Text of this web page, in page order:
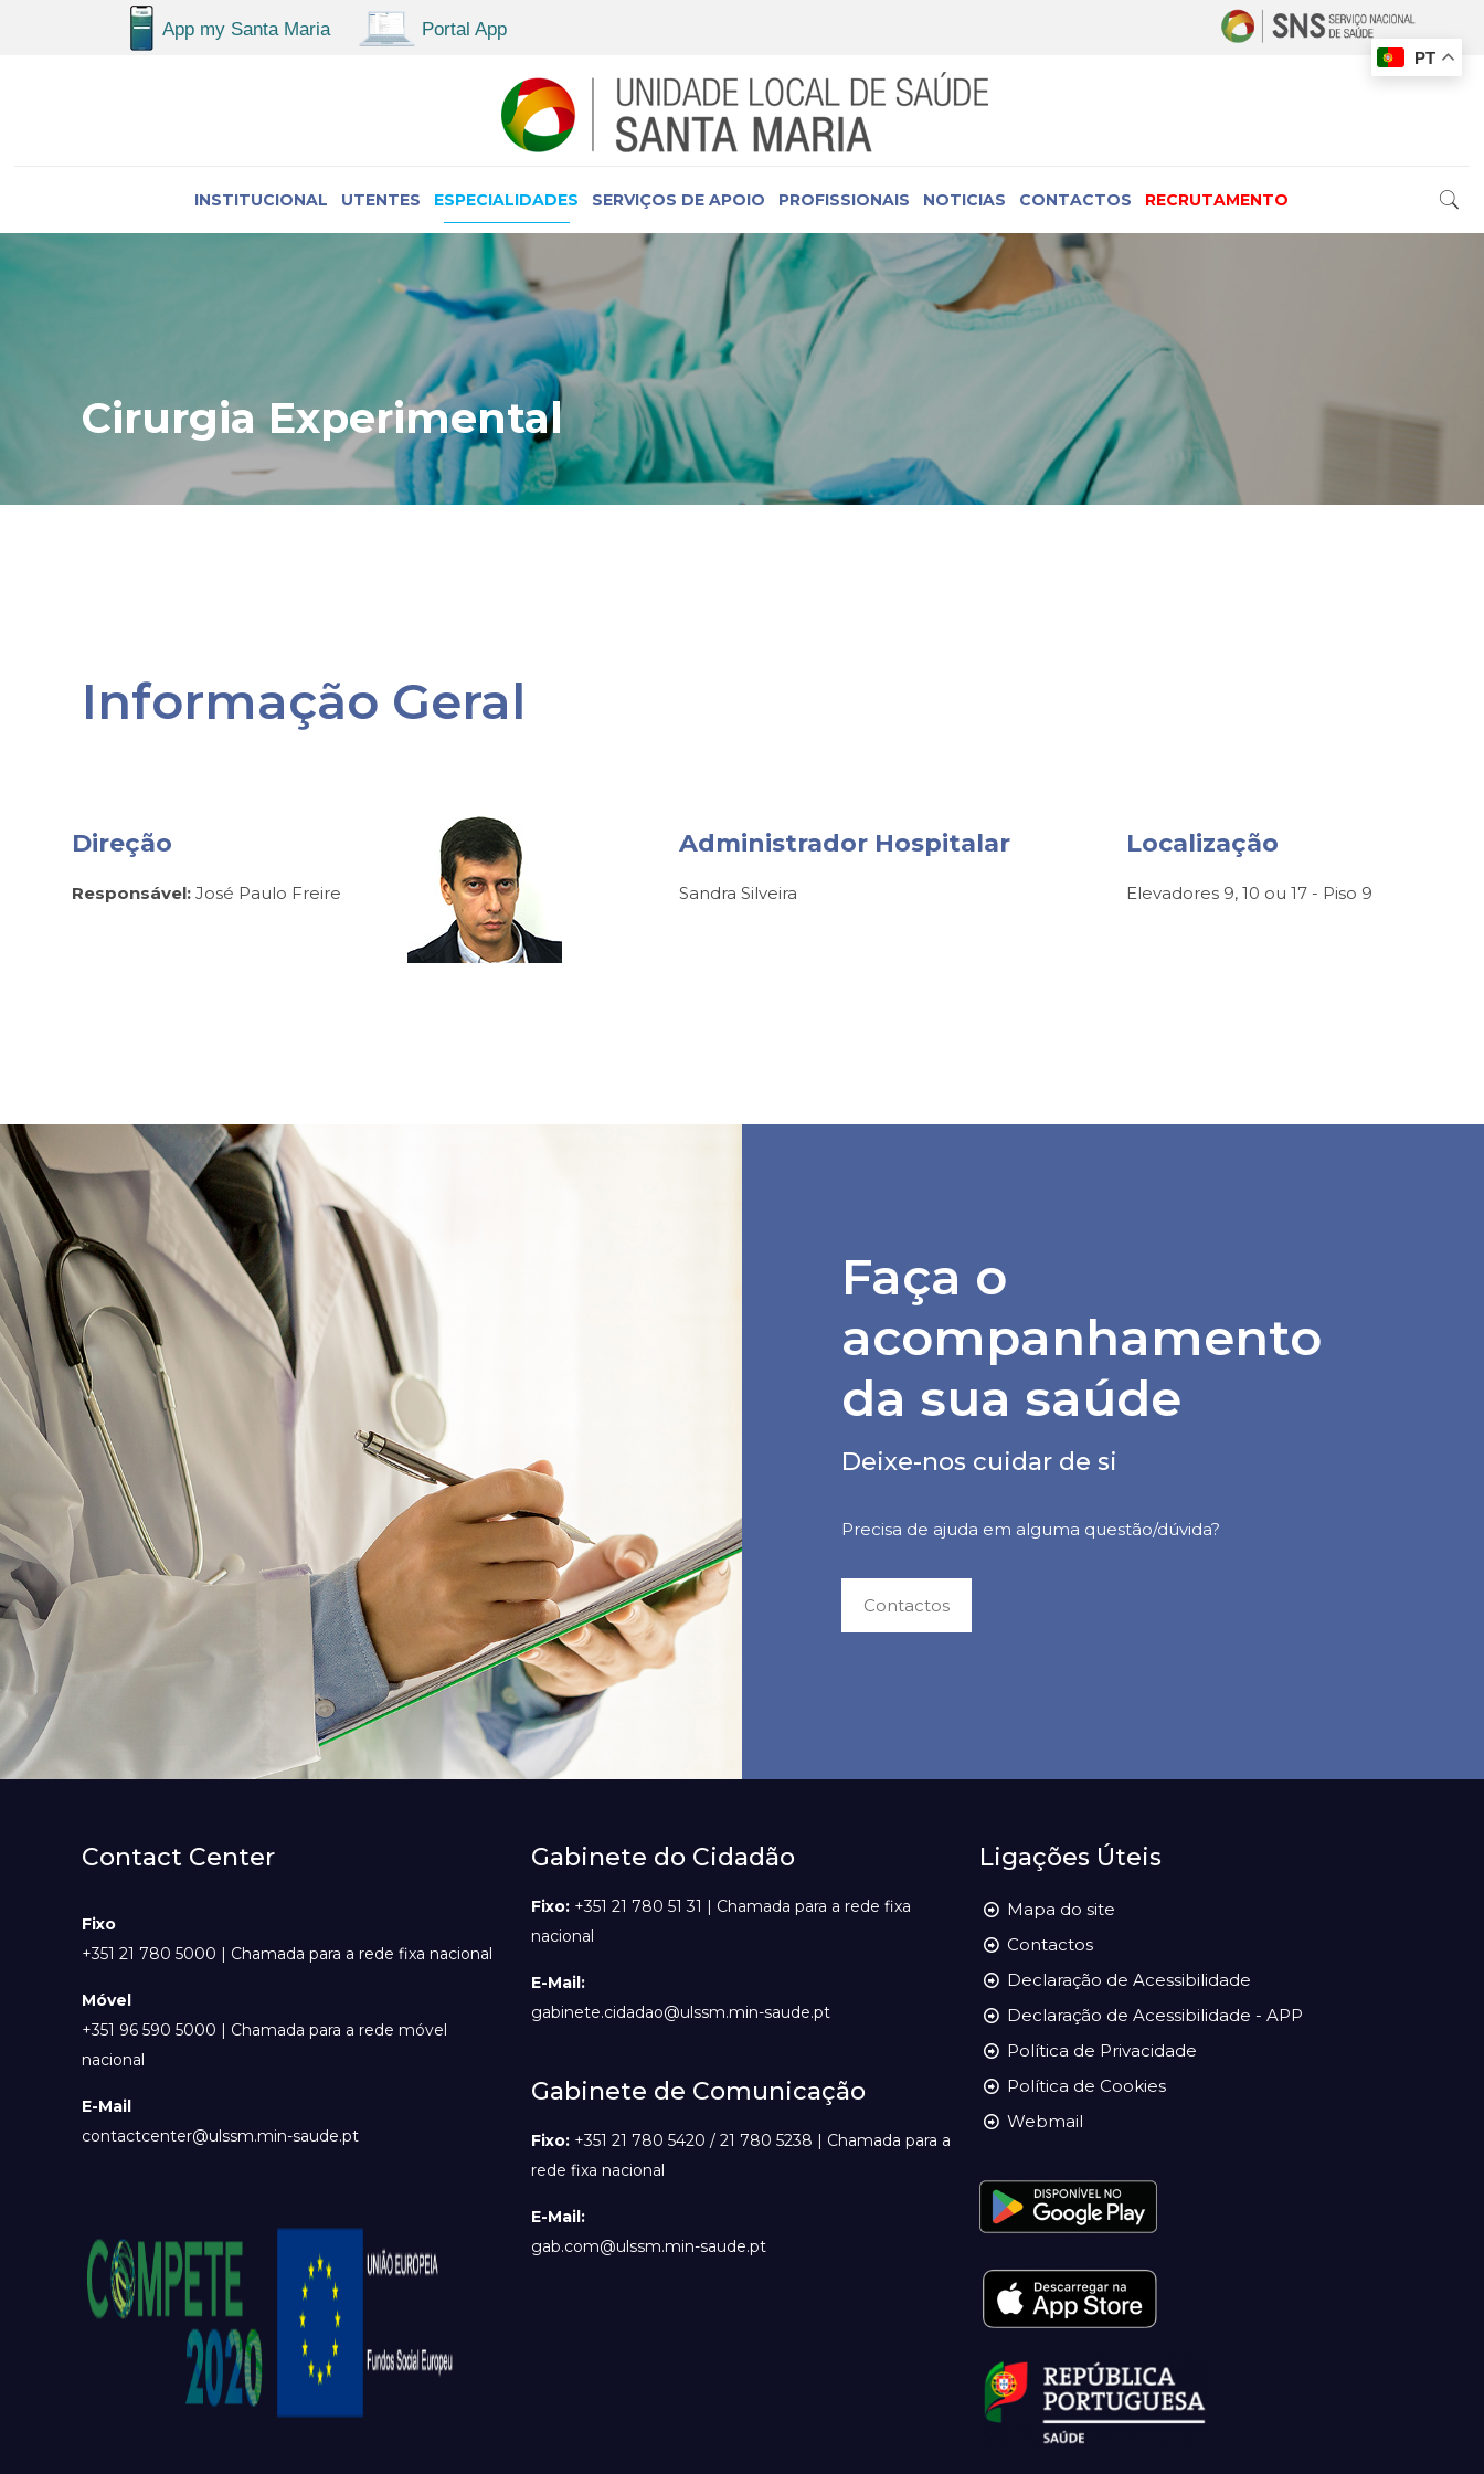
INSTITUCIONAL UTENTES ESPECIALIDADES SERVIÇOS DE APOIO PROFISSIONAIS NOTICIAS CONTACTOS RECRUTAMENTO
Cirurgia Experimental
Informação Geral
Direção
Responsável: José Paulo Freire
Administrador Hospitalar
Sandra Silveira
Localização
Elevadores 9, 10 ou 17 - Piso 9
Faça o
acompanhamento
da sua saúde
Deixe-nos cuidar de si
Precisa de ajuda em alguma questão/dúvida?
Contactos
Contact Center
Fixo
+351 21 780 5000 | Chamada para a rede fixa nacional
Móvel
+351 96 590 5000 | Chamada para a rede móvel
nacional
E-Mail
contactcenter@ulssm.min-saude.pt
Gabinete do Cidadão
Fixo:+351 21 780 51 31 | Chamada para a rede fixa
nacional
E-Mail:
gabinete.cidadao@ulssm.min-saude.pt
Gabinete de Comunicação
Fixo:+351 21 780 5420 / 21 780 5238 | Chamada para a
rede fixa nacional
E-Mail:
gab.com@ulssm.min-saude.pt
Ligações Úteis
Mapa do site
Contactos
Declaração de Acessibilidade
Declaração de Acessibilidade - APP
Política de Privacidade
Política de Cookies
Webmail
PT